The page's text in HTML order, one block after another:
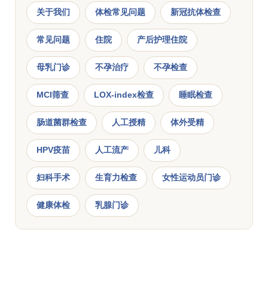
关于我们 体检常见问题 新冠抗体检查
常见问题 住院 产后护理住院
母乳门诊 不孕治疗 不孕检查
MCI筛查 LOX-index检查 睡眠检查
肠道菌群检查 人工授精 体外受精
HPV疫苗 人工流产 儿科
妇科手术 生育力检查 女性运动员门诊
健康体检 乳腺门诊